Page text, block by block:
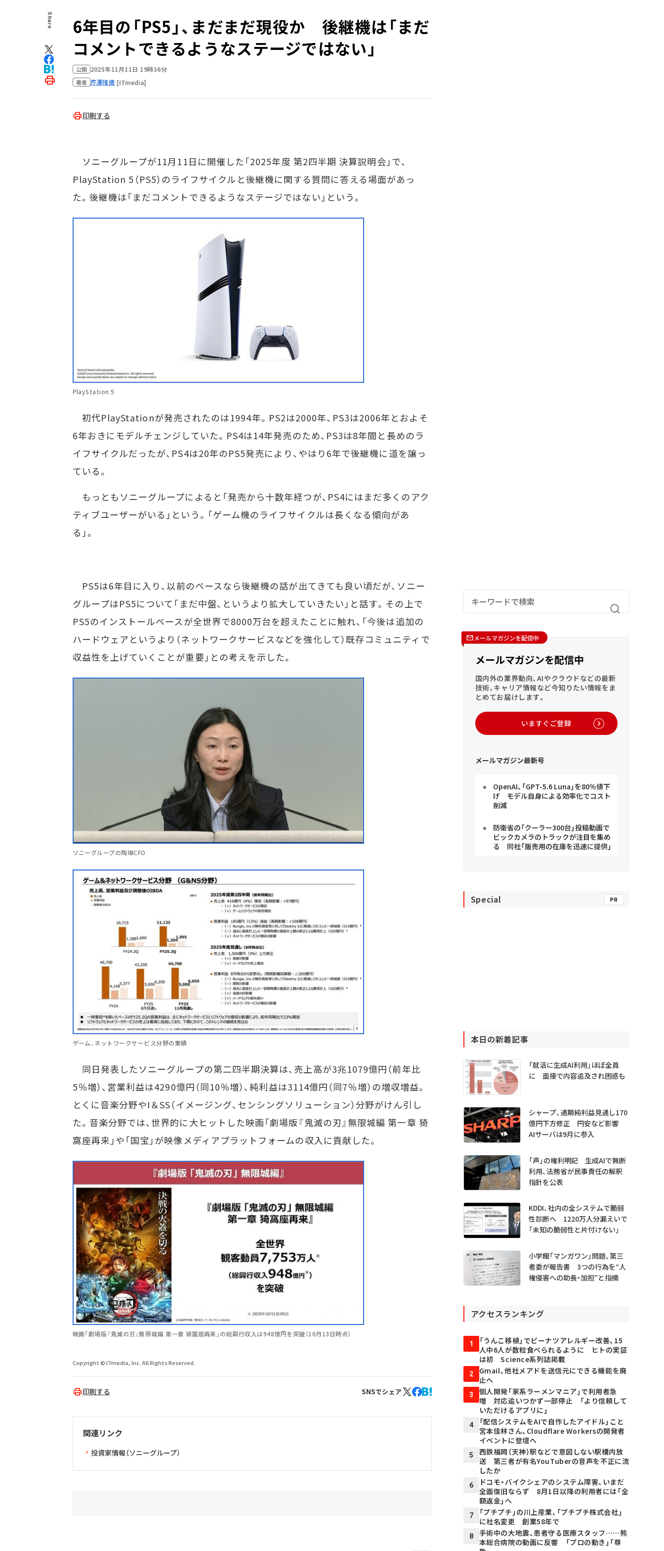
Share
6年目の「PS5」、まだまだ現役か 後継機は「まだ
コメントできるようなステージではない」
公開 2025年11月11日 19時36分
著者 芹澤隆徳 [ITmedia]
印刷する
ソニーグループが11月11日に開催した「2025年度 第2四半期 決算説明会」で、
PlayStation 5（PS5）のライフサイクルと後継機に関する質問に答える場面があっ
た。後継機は「まだコメントできるようなステージではない」という。
PlayStation 5
初代PlayStationが発売されたのは1994年。PS2は2000年、PS3は2006年とおよそ
6年おきにモデルチェンジしていた。PS4は14年発売のため、PS3は8年間と長めのラ
イフサイクルだったが、PS4は20年のPS5発売により、やはり6年で後継機に道を譲っ
ている。
もっともソニーグループによると「発売から十数年経つが、PS4にはまだ多くのアク
ティブユーザーがいる」という。「ゲーム機のライフサイクルは長くなる傾向があ
る」。
PS5は6年目に入り、以前のペースなら後継機の話が出てきても良い頃だが、ソニー
グループはPS5について「まだ中盤、というより拡大していきたい」と話す。その上で
PS5のインストールベースが全世界で8000万台を超えたことに触れ、「今後は追加の
ハードウェアというより（ネットワークサービスなどを強化して）既存コミュニティで
収益性を上げていくことが重要」との考えを示した。
ソニーグループの陶琳CFO
ゲーム、ネットワークサービス分野の業績
同日発表したソニーグループの第二四半期決算は、売上高が3兆1079億円（前年比
5％増）、営業利益は4290億円（同10％増）、純利益は3114億円（同7％増）の増収増益。
とくに音楽分野やI＆SS（イメージング、センシングソリューション）分野がけん引し
た。音楽分野では、世界的に大ヒットした映画「劇場版『鬼滅の刃』無限城編 第一章 猗
窩座再来」や「国宝」が映像メディアプラットフォームの収入に貢献した。
映画「劇場版『鬼滅の刃』無限城編 第一章 猗窩座再来」の総興行収入は948億円を突破（10月13日時点）
Copyright © ITmedia, Inc. All Rights Reserved.
印刷する SNSでシェア
関連リンク
投資家情報（ソニーグループ）
メールマガジンを配信中
メールマガジンを配信中
国内外の業界動向、AIやクラウドなどの最新
技術、キャリア情報など今知りたい情報をま
とめてお届けします。
いますぐご登録
メールマガジン最新号
OpenAI、「GPT-5.6 Luna」を80％値下
げ モデル自身による効率化でコスト
削減
防衛省の「クーラー300台」投稿動画で
ビックカメラのトラックが注目を集め
る 同社「販売用の在庫を迅速に提供」
Special PR
本日の新着記事
「就活に生成AI利用」ほぼ全員
に 面接で内容追及され困惑も
シャープ、通期純利益見通し170
億円下方修正 円安など影響
AIサーバは9月に参入
「声」の権利明記 生成AIで無断
利用、法務省が民事責任の解釈
指針を公表
KDDI、社内の全システムで脆弱
性診断へ 1220万人分漏えいで
「未知の脆弱性と片付けない」
小学館「マンガワン」問題、第三
者委が報告書 3つの行為を“人
権侵害への助長・加担”と指摘
アクセスランキング
1
「うんこ移植」でピーナツアレルギー改善、15
人中6人が数粒食べられるように ヒトの実証
は初 Science系列誌掲載
2
Gmail、他社メアドを送信元にできる機能を廃
止へ
3
個人開発「家系ラーメンマニア」で利用者急
増 対応追いつかず一部停止 「より信頼して
いただけるアプリに」
4
「配信システムをAIで自作したアイドル」こと
宮本佳林さん、Cloudflare Workersの開発者
イベントに登壇へ
5
西鉄福岡（天神）駅などで意図しない駅構内放
送 第三者が有名YouTuberの音声を不正に流
したか
6
ドコモ・バイクシェアのシステム障害、いまだ
全面復旧ならず 8月1日以降の利用者には「全
額返金」へ
7
「プチプチ」の川上産業、「プチプチ株式会社」
に社名変更 創業58年で
8
手術中の大地震、患者守る医療スタッフ……熊
本総合病院の動画に反響 「プロの動き」「尊